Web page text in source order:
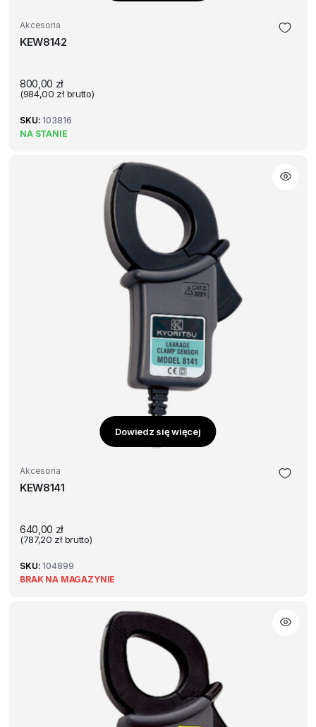
Akcesoria
KEW8142
800,00 zł
(984,00 złbrutto)
SKU: 103816
NA STANIE
Dowiedz się więcej
Akcesoria
KEW8141
640,00 zł
(787,20 złbrutto)
SKU: 104899
BRAK NA MAGAZYNIE